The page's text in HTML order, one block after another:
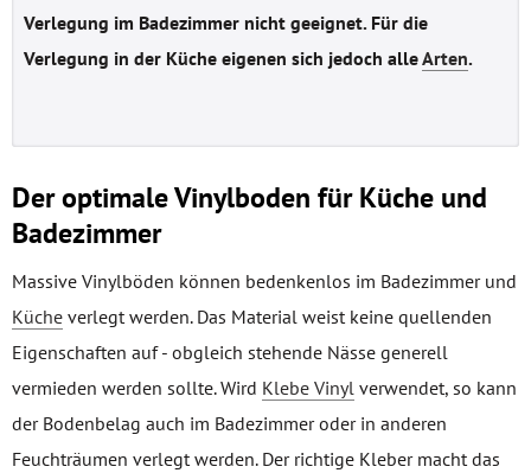
Verlegung im Badezimmer nicht geeignet. Für die
Verlegung in der Küche eigenen sich jedoch alleArten.
Der optimale Vinylboden für Küche und
Badezimmer
Massive Vinylböden können bedenkenlos im Badezimmer und
Küche verlegt werden. Das Material weist keine quellenden
Eigenschaften auf - obgleich stehende Nässe generell
vermieden werden sollte. Wird Klebe Vinyl verwendet, so kann
der Bodenbelag auch im Badezimmer oder in anderen
Feuchträumen verlegt werden. Der richtige Kleber macht das